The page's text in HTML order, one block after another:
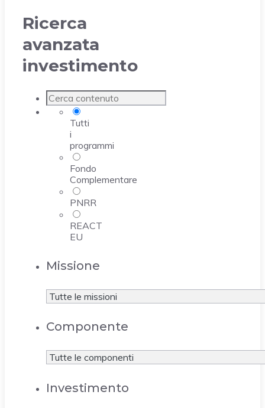
Ricerca
avanzata
investimento
Tutti
i
programmi
Fondo
Complementare
PNRR
REACT
EU
Missione
Componente
Investimento